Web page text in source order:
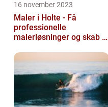
16 november 2023
Maler i Holte - Få
professionelle
malerløsninger og skab et